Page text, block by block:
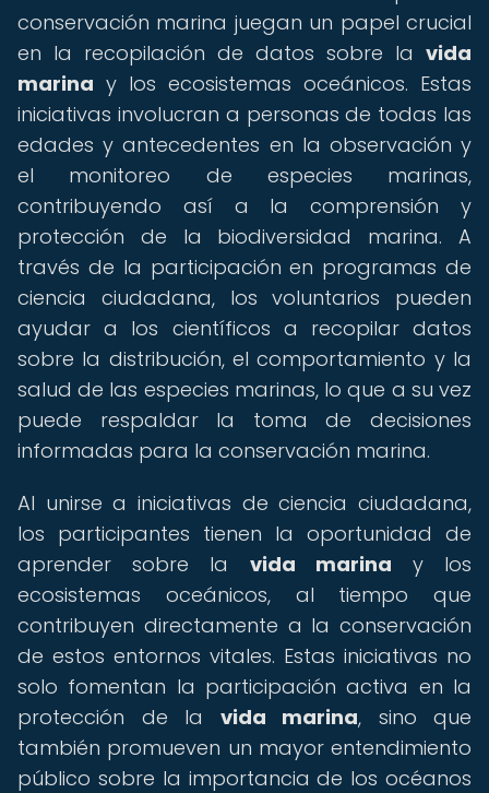
conservación marina juegan un papel crucial
en la recopilación de datos sobre la vida
marina y los ecosistemas oceánicos. Estas
iniciativas involucran a personas de todas las
edades y antecedentes en la observación y
el monitoreo de especies marinas,
contribuyendo así a la comprensión y
protección de la biodiversidad marina. A
través de la participación en programas de
ciencia ciudadana, los voluntarios pueden
ayudar a los científicos a recopilar datos
sobre la distribución, el comportamiento y la
salud de las especies marinas, lo que a su vez
puede respaldar la toma de decisiones
informadas para la conservación marina.
Al unirse a iniciativas de ciencia ciudadana,
los participantes tienen la oportunidad de
aprender sobre la vida marina y los
ecosistemas oceánicos, al tiempo que
contribuyen directamente a la conservación
de estos entornos vitales. Estas iniciativas no
solo fomentan la participación activa en la
protección de la vida marina, sino que
también promueven un mayor entendimiento
público sobre la importancia de los océanos